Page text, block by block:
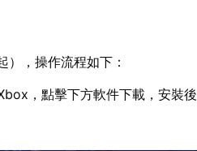
），操作流程如下：
，點擊下方軟件下載，安裝